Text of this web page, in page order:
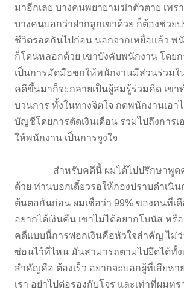
มาอีกเลย บางคนพยายามฆ่าตัวตาย เพรา
บางคนบอกว่าฝากลูกเขาด้วย ก็ต้องช่วย
ชีวิตรอดกันไปก่อน นอกจากเหยื่อแล้ว พนั
ก็โดนหลอกด้วย เขาบังคับพนักงาน โดยก
เป็นการมัดมือชกให้พนักงานมีส่วนร่วมใ
คดีขึ้นมาก็จะกลายเป็นผู้สมรู้ร่วมคิด เขา
บวนการ ทั้งในทางจิตใจ กดพนักงานเอา
บัญชีโดยการตัดเงินเดือน รวมไปถึงการ
ให้พนักงาน เป็นการจูงใจ
สำหรับคดีนี้ ผมได้ไปปรึกษาพูดคุย
ด้วย ท่านบอกเดี๋ยวรอให้กองปราบดำเนิ
ต้นตอกันก่อน ผมเชื่อว่า 99% ของคนที่เ
อยากได้เงินคืน เขาไม่ได้อยากโบนัส หรื
คดีแบบนี้การฟอกเงินคือหัวใจสำคัญ ไม่ว่า
ซ่อนไว้ที่ไหน มันสามารถตามไปยึดได้ทั้
สำคัญคือ ต้องเร็ว อยากจะบอกผู้ที่เสียหา
เรา อย่าไปต่อรองกับโจร และเท่าที่ผมท